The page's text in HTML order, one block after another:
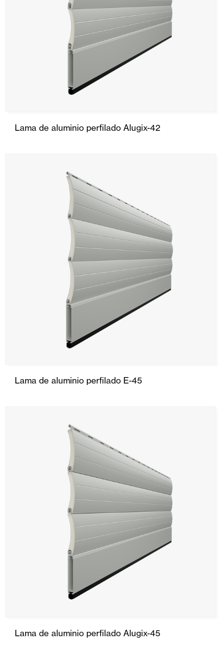
Lama de aluminio perfilado Alugix-42
Lama de aluminio perfilado E-45
Lama de aluminio perfilado Alugix-45